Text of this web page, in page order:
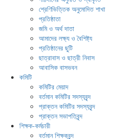
শ্রেণিভিত্তিক অনুমোদিত শাখা
প্রতিষ্ঠাতা
জমি ও অর্থ দাতা
আমাদের লক্ষ্য ও বৈশিষ্ট্য
প্রতিষ্ঠানের ছুটি
ছাত্রাবাস ও ছাত্রী নিবাস
আবাসিক বাসভবন
কমিটি
কমিটির মেয়াদ
বর্তমান কমিটির সদস্যবৃন্দ
প্রাক্তন কমিটির সদস্যবৃন্দ
প্রাক্তন সভাপতিবৃন্দ
শিক্ষক-কর্মচারী
বর্তমান শিক্ষকবৃন্দ